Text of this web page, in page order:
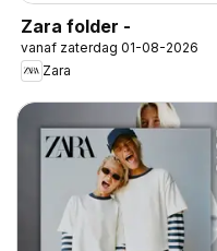
Zara folder -
vanaf zaterdag 01-08-2026
Zara